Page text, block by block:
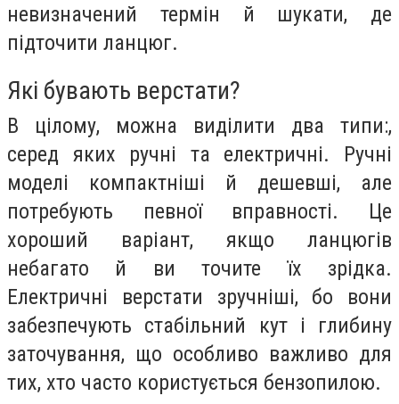
невизначений термін й шукати, де
підточити ланцюг.
Які бувають верстати?
В цілому, можна виділити два типи:,
серед яких ручні та електричні. Ручні
моделі компактніші й дешевші, але
потребують певної вправності. Це
хороший варіант, якщо ланцюгів
небагато й ви точите їх зрідка.
Електричні верстати зручніші, бо вони
забезпечують стабільний кут і глибину
заточування, що особливо важливо для
тих, хто часто користується бензопилою.